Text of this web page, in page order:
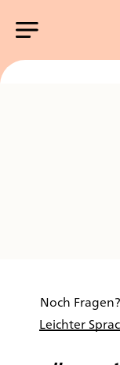
Noch
Leichter